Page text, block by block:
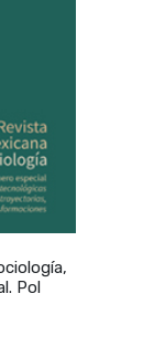
Pol